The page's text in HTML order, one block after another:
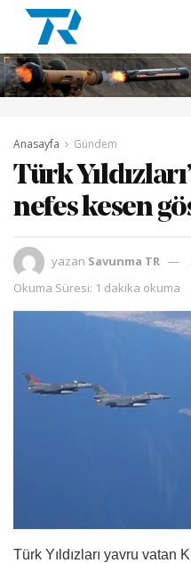
Anasayfa Gündem
Türk
nefes kesen
yazan Savunma TR
Okuma Süresi: 1 dakika okuma
Türk Yıldızları yavru vatan